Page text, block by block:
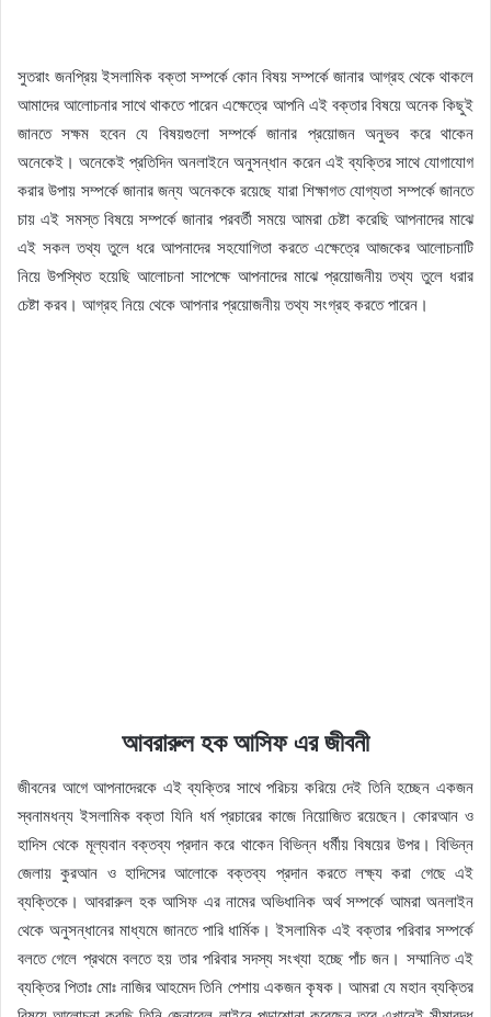
সুতরাং জনপ্রিয় ইসলামিক বক্তা সম্পর্কে কোন বিষয় সম্পর্কে জানার আগ্রহ থেকে থাকলে
আমাদের আলোচনার সাথে থাকতে পারেন এক্ষেত্রে আপনি এই বক্তার বিষয়ে অনেক কিছুই
জানতে সক্ষম হবেন যে বিষয়গুলো সম্পর্কে জানার প্রয়োজন অনুভব করে থাকেন
অনেকেই। অনেকেই প্রতিদিন অনলাইনে অনুসন্ধান করেন এই ব্যক্তির সাথে যোগাযোগ
করার উপায় সম্পর্কে জানার জন্য অনেককে রয়েছে যারা শিক্ষাগত যোগ্যতা সম্পর্কে জানতে
চায় এই সমস্ত বিষয়ে সম্পর্কে জানার পরবর্তী সময়ে আমরা চেষ্টা করেছি আপনাদের মাঝে
এই সকল তথ্য তুলে ধরে আপনাদের সহযোগিতা করতে এক্ষেত্রে আজকের আলোচনাটি
নিয়ে উপস্থিত হয়েছি আলোচনা সাপেক্ষে আপনাদের মাঝে প্রয়োজনীয় তথ্য তুলে ধরার
চেষ্টা করব। আগ্রহ নিয়ে থেকে আপনার প্রয়োজনীয় তথ্য সংগ্রহ করতে পারেন।
আবরারুল হক আসিফ এর জীবনী
জীবনের আগে আপনাদেরকে এই ব্যক্তির সাথে পরিচয় করিয়ে দেই তিনি হচ্ছেন একজন
স্বনামধন্য ইসলামিক বক্তা যিনি ধর্ম প্রচারের কাজে নিয়োজিত রয়েছেন। কোরআন ও
হাদিস থেকে মূল্যবান বক্তব্য প্রদান করে থাকেন বিভিন্ন ধর্মীয় বিষয়ের উপর। বিভিন্ন
জেলায় কুরআন ও হাদিসের আলোকে বক্তব্য প্রদান করতে লক্ষ্য করা গেছে এই
ব্যক্তিকে। আবরারুল হক আসিফ এর নামের অভিধানিক অর্থ সম্পর্কে আমরা অনলাইন
থেকে অনুসন্ধানের মাধ্যমে জানতে পারি ধার্মিক। ইসলামিক এই বক্তার পরিবার সম্পর্কে
বলতে গেলে প্রথমে বলতে হয় তার পরিবার সদস্য সংখ্যা হচ্ছে পাঁচ জন। সম্মানিত এই
ব্যক্তির পিতাঃ মোঃ নাজির আহমেদ তিনি পেশায় একজন কৃষক। আমরা যে মহান ব্যক্তির